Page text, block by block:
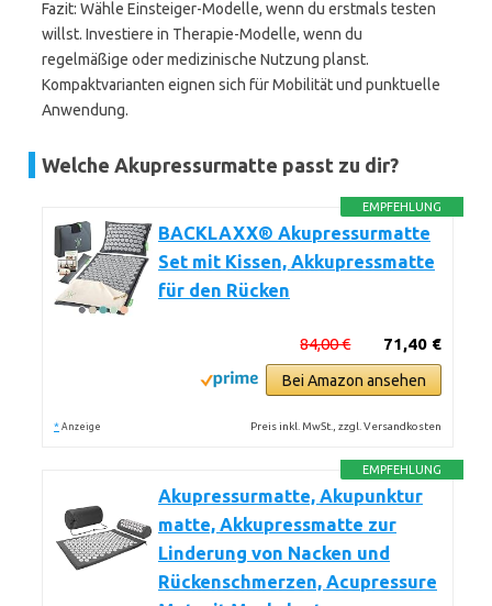
Fazit: Wähle Einsteiger-Modelle, wenn du erstmals testen
willst. Investiere in Therapie-Modelle, wenn du
regelmäßige oder medizinische Nutzung planst.
Kompaktvarianten eignen sich für Mobilität und punktuelle
Anwendung.
Welche Akupressurmatte passt zu dir?
EMPFEHLUNG
BACKLAXX® Akupressurmatte
Set mit Kissen, Akkupressmatte
für den Rücken
71,40 €
84,00 €
Bei Amazon ansehen
* Anzeige Preis inkl. MwSt., zzgl. Versandkosten
EMPFEHLUNG
Akupressurmatte, Akupunktur
matte, Akkupressmatte zur
Linderung von Nacken und
Rückenschmerzen, Acupressure